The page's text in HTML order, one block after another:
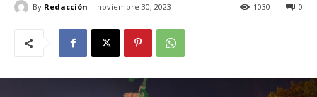
By Redacción noviembre 30, 2023 0
1030